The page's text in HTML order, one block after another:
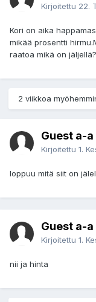
Kirjoitettu 22.
Kori on aika
mikää prosentti
raatoa mikä on
2 viikkoa
Guest a-a
Kirjoitettu 1.
loppuu mitä siit on
Guest a-a
Kirjoitettu 1.
nii ja hinta